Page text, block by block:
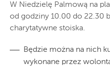
W Niedzielę Palmową na
od godziny 10.00 do 22.30
charytatywne stoiska.
Będzie można na nich
wykonane przez